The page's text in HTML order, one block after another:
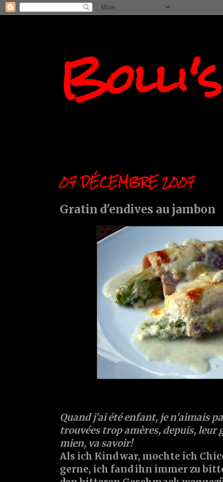
07 DÉCEMBRE 2007
Gratin d'endives au jambon
Quand j'ai été enfant, je n'aimais
trouvées trop amères, depuis, leur
mien, va savoir!
Als ich Kind war, mochte ich
gerne, ich fand ihn immer zu